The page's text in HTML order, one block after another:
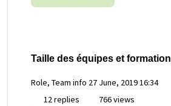
Taille des équipes et formation
Role, Team info 27 June, 2019 16:34
12 replies
766 views